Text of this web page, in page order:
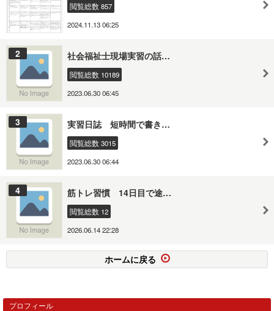
閲覧総数 857
2024.11.13 06:25
2 社会福祉士現場実習の話…
閲覧総数 10189
2023.06.30 06:45
3 実習日誌 短時間で書き…
閲覧総数 3015
2023.06.30 06:44
4 筋トレ習慣 14日目で途…
閲覧総数 12
2026.06.14 22:28
ホームに戻る
プロフィール